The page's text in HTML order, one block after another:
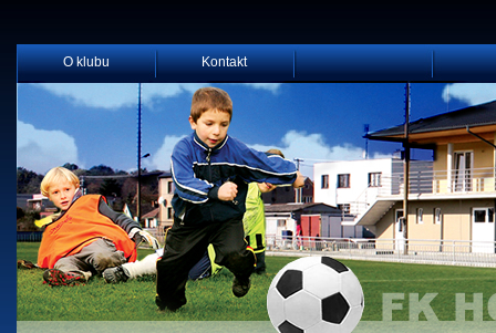
O klubu Kontakt